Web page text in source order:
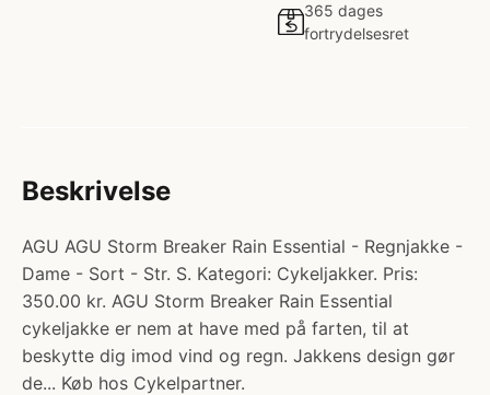
365 dages
fortrydelsesret
Beskrivelse
AGU AGU Storm Breaker Rain Essential - Regnjakke -
Dame - Sort - Str. S. Kategori: Cykeljakker. Pris:
350.00 kr. AGU Storm Breaker Rain Essential
cykeljakke er nem at have med på farten, til at
beskytte dig imod vind og regn. Jakkens design gør
de... Køb hos Cykelpartner.